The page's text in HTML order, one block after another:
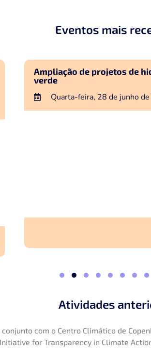
Eventos mais
Ampliação de projetos de
verde
Quarta-feira, 28 de junho
Atividades
com o Centro Climático de
for Transparency in Climate